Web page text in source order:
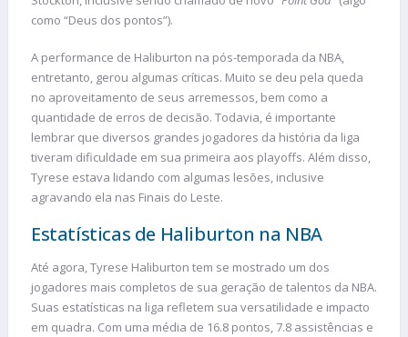
como “Deus dos pontos”).
A performance de Haliburton na pós-temporada da NBA,
entretanto, gerou algumas críticas. Muito se deu pela queda
no aproveitamento de seus arremessos, bem como a
quantidade de erros de decisão. Todavia, é importante
lembrar que diversos grandes jogadores da história da liga
tiveram dificuldade em sua primeira aos playoffs. Além disso,
Tyrese estava lidando com algumas lesões, inclusive
agravando ela nas Finais do Leste.
Estatísticas de Haliburton na NBA
Até agora, Tyrese Haliburton tem se mostrado um dos
jogadores mais completos de sua geração de talentos da NBA.
Suas estatísticas na liga refletem sua versatilidade e impacto
em quadra. Com uma média de 16.8 pontos, 7.8 assistências e